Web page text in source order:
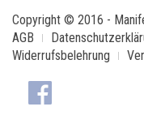
Copyright © 2016 -
AGB
Widerrufsbelehrung